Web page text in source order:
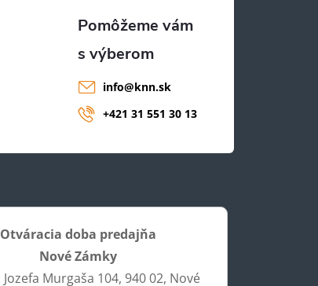
info@knn.sk
+421 31 551 30 13
Otváracia doba predajňa
Nové Zámky
Murgaša 104, 940 02, Nové